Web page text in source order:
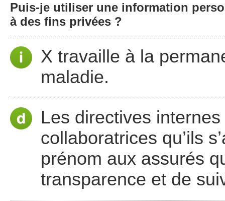
Puis-je utiliser une information
à des fins privées ?
X travaille à la
maladie.
Les directives
collaboratrices qu’ils
prénom aux assurés
transparence et de